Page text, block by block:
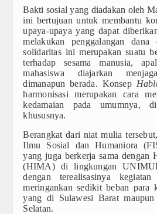
FAIR.
RENCANA INDUK PENELITIN (RIP)
RENOP dan RENSTRA
LAPORAN CAPAIAN MUTU
Galeri
DOWNLOAD
E-Certificate
Perpustakaan Digital
Bakti sosial yang diadakan oleh
ini bertujuan untuk membantu
upaya-upaya yang dapat
melakukan penggalangan
solidaritas ini merupakan suatu
terhadap sesama manusia,
mahasiswa diajarkan
dimanapun berada. Konsep
harmonisasi merupakan cara
kedamaian pada umumnya,
khususnya.
Berangkat dari niat mulia
Ilmu Sosial dan Humaniora
yang juga berkerja sama dengan
(HIMA) di lingkungan
dengan terealisasinya
meringankan sedikit beban para
yang di Sulawesi Barat
Selatan.